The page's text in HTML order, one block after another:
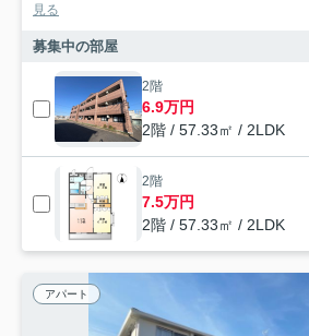
見る
募集中の部屋
2階
6.9万円
2階 / 57.33㎡ / 2LDK
2階
7.5万円
2階 / 57.33㎡ / 2LDK
アパート